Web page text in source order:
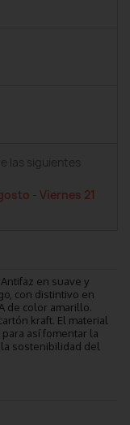
las siguientes
-Viernes 21
en suave y
con distintivo en
de color amarillo.
kraft. El material
así fomentar la
sostenibilidad del